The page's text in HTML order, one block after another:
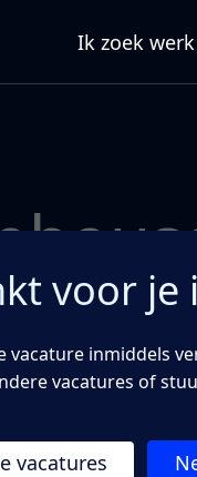
Ik zoek werk
voor je
vacature inmiddels
vacatures of
vacatures